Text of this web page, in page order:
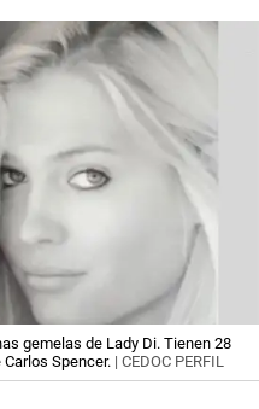
gemelas de Lady Di. Tienen 28
Spencer. | CEDOC PERFIL